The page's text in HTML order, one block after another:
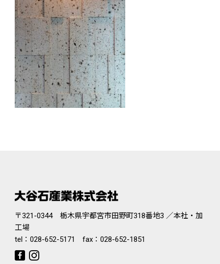
〒321-0344 栃木県宇都宮市田野町318番地3 ／本社・加
工場
tel： 028-652-5171 fax：028-652-1851